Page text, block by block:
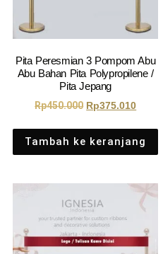
Pita Peresmian 3 Pompom Abu
Abu Bahan Pita Polypropilene /
Pita Jepang
Rp450.000 Rp375.010
Tambah ke keranjang